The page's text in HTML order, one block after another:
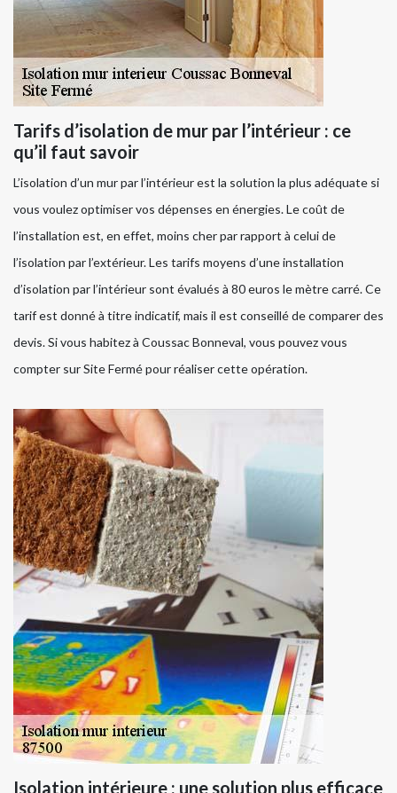
Tarifs d’isolation de mur par l’intérieur : ce
qu’il faut savoir
L’isolation d’un mur par l’intérieur est la solution la plus adéquate si
vous voulez optimiser vos dépenses en énergies. Le coût de
l’installation est, en effet, moins cher par rapport à celui de
l’isolation par l’extérieur. Les tarifs moyens d’une installation
d’isolation par l’intérieur sont évalués à 80 euros le mètre carré. Ce
tarif est donné à titre indicatif, mais il est conseillé de comparer des
devis. Si vous habitez à Coussac Bonneval, vous pouvez vous
compter sur Site Fermé pour réaliser cette opération.
Isolation intérieure : une solution plus efficace